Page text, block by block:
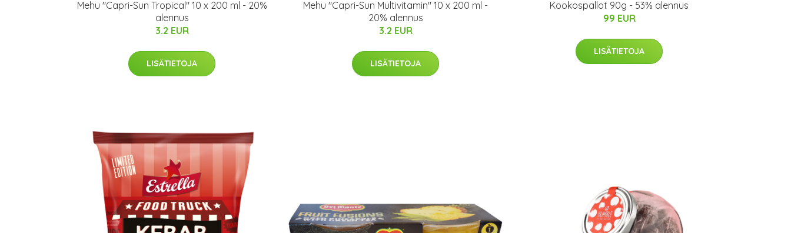
Mehu "Capri-Sun Tropical" 10 x 200 ml - 20%
alennus
3.2 EUR
LISÄTIETOJA
Mehu "Capri-Sun Multivitamin" 10 x 200 ml -
20% alennus
3.2 EUR
LISÄTIETOJA
Kookospallot 90g - 53% alennus
99 EUR
LISÄTIETOJA